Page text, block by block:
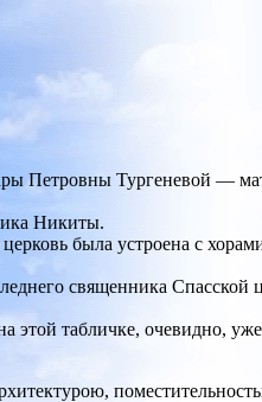
Петровны Тургеневой —
Никиты.
была устроена с
священника Спасской
этой табличке, очевидно,